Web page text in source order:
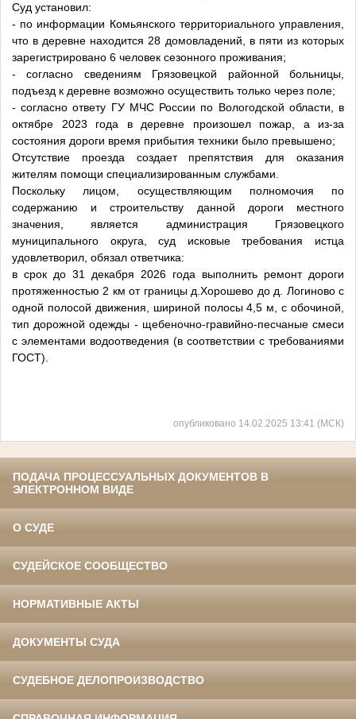
Суд установил:
- по информации Комьянского территориального управления,
что в деревне находится 28 домовладений, в пяти из которых
зарегистрировано 6 человек сезонного проживания;
- согласно сведениям Грязовецкой районной больницы,
подъезд к деревне возможно осуществить только через поле;
- согласно ответу ГУ МЧС России по Вологодской области, в
октябре 2023 года в деревне произошел пожар, а из-за
состояния дороги время прибытия техники было превышено;
Отсутствие проезда создает препятствия для оказания
жителям помощи специализированным службами.
Поскольку лицом, осуществляющим полномочия по
содержанию и строительству данной дороги местного
значения, является администрация Грязовецкого
муниципального округа, суд исковые требования истца
удовлетворил, обязал ответчика:
в срок до 31 декабря 2026 года выполнить ремонт дороги
протяженностью 2 км от границы д.Хорошево до д. Логиново с
одной полосой движения, шириной полосы 4,5 м, с обочиной,
тип дорожной одежды - щебеночно-гравийно-песчаные смеси
с элементами водоотведения (в соответствии с требованиями
ГОСТ).
опубликовано 14.02.2025 13:41 (МСК)
ПОДАЧА ПРОЦЕССУАЛЬНЫХ ДОКУМЕНТОВ В
ЭЛЕКТРОННОМ ВИДЕ
О СУДЕ
СУДЕЙСКОЕ СООБЩЕСТВО
НОРМАТИВНЫЕ АКТЫ
ДОКУМЕНТЫ СУДА
СУДЕБНОЕ ДЕЛОПРОИЗВОДСТВО